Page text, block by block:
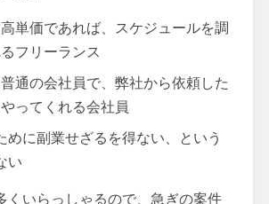
単価であれば、スケジュールを調
フリーランス
通の会社員で、弊社から依頼した
ってくれる会社員
めに副業せざるを得ない、という
い
くいらっしゃるので、急ぎの案件